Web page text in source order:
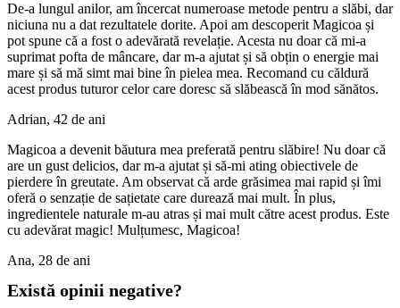
De-a lungul anilor, am încercat numeroase metode pentru a slăbi, dar
niciuna nu a dat rezultatele dorite. Apoi am descoperit Magicoa și
pot spune că a fost o adevărată revelație. Acesta nu doar că mi-a
suprimat pofta de mâncare, dar m-a ajutat și să obțin o energie mai
mare și să mă simt mai bine în pielea mea. Recomand cu căldură
acest produs tuturor celor care doresc să slăbească în mod sănătos.
Adrian, 42 de ani
Magicoa a devenit băutura mea preferată pentru slăbire! Nu doar că
are un gust delicios, dar m-a ajutat și să-mi ating obiectivele de
pierdere în greutate. Am observat că arde grăsimea mai rapid și îmi
oferă o senzație de sațietate care durează mai mult. În plus,
ingredientele naturale m-au atras și mai mult către acest produs. Este
cu adevărat magic! Mulțumesc, Magicoa!
Ana, 28 de ani
Există opinii negative?